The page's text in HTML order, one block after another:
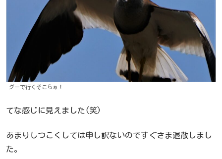
グーで行くぞこらぁ！
てな感じに見えました(笑)
あまりしつこくしては申し訳ないのですぐさま退散しまし
た。